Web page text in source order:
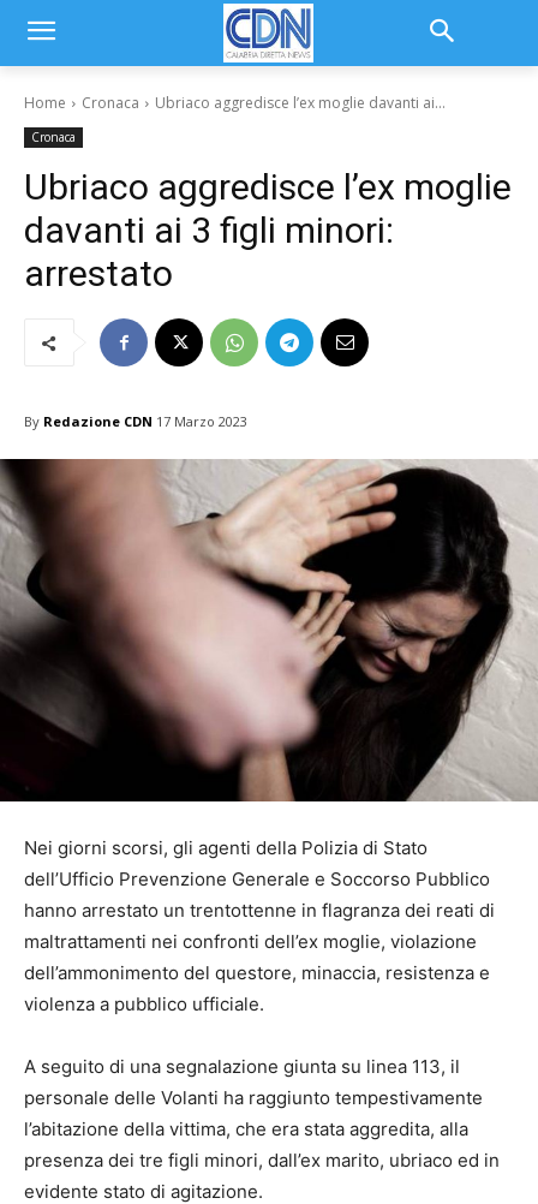
Home Cronaca Ubriaco aggredisce l’ex moglie davanti ai...
Cronaca
Ubriaco aggredisce l’ex moglie
davanti ai 3 figli minori:
arrestato
By Redazione CDN 17 Marzo 2023
Nei giorni scorsi, gli agenti della Polizia di Stato
dell’Ufficio Prevenzione Generale e Soccorso Pubblico
hanno arrestato un trentottenne in flagranza dei reati di
maltrattamenti nei confronti dell’ex moglie, violazione
dell’ammonimento del questore, minaccia, resistenza e
violenza a pubblico ufficiale.
A seguito di una segnalazione giunta su linea 113, il
personale delle Volanti ha raggiunto tempestivamente
l’abitazione della vittima, che era stata aggredita, alla
presenza dei tre figli minori, dall’ex marito, ubriaco ed in
evidente stato di agitazione.